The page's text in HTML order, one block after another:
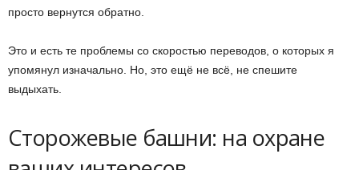
просто вернутся обратно.
Это и есть те проблемы со скоростью переводов, о которых я
упомянул изначально. Но, это ещё не всё, не спешите
выдыхать.
Сторожевые башни: на охране